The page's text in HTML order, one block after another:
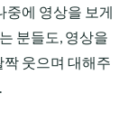
중에 영상을 보게
분들도, 영상을
짝 웃으며 대해주